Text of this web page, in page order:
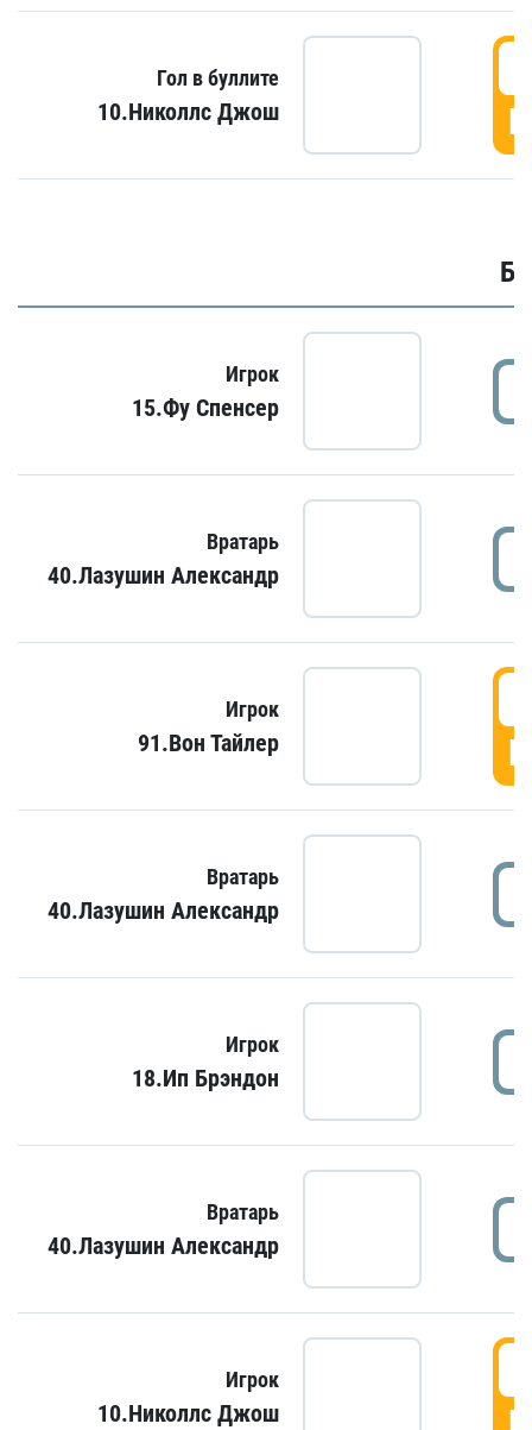
Гол в буллите
10.Николлс Джош
Игрок
15.Фу Спенсер
Вратарь
40.Лазушин Александр
Игрок
91.Вон Тайлер
Вратарь
40.Лазушин Александр
Игрок
18.Ип Брэндон
Вратарь
40.Лазушин Александр
Игрок
10.Николлс Джош